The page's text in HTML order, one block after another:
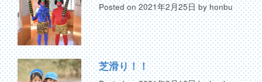
Posted on2021年2月25日byhonbu
芝滑り！！